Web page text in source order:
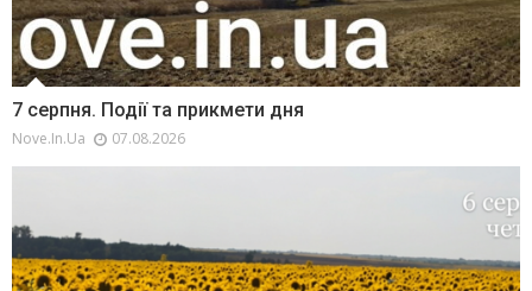
7 серпня. Події та прикмети дня
Nove.in.ua 07.08.2026